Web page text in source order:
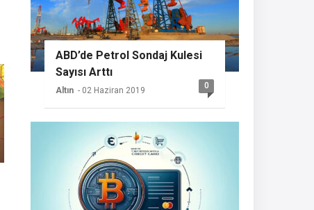
ABD’de Petrol Sondaj Kulesi
Sayısı Arttı
Altın - 02 Haziran 2019 0